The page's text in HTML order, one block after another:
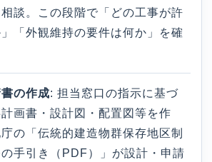
談。この段階で「どの工事が許
「外観維持の要件は何か」を確
の作成: 担当窓口の指示に基づ
画書・設計図・配置図等を作
の「伝統的建造物群保存地区制
手引き（PDF）」が設計・申請